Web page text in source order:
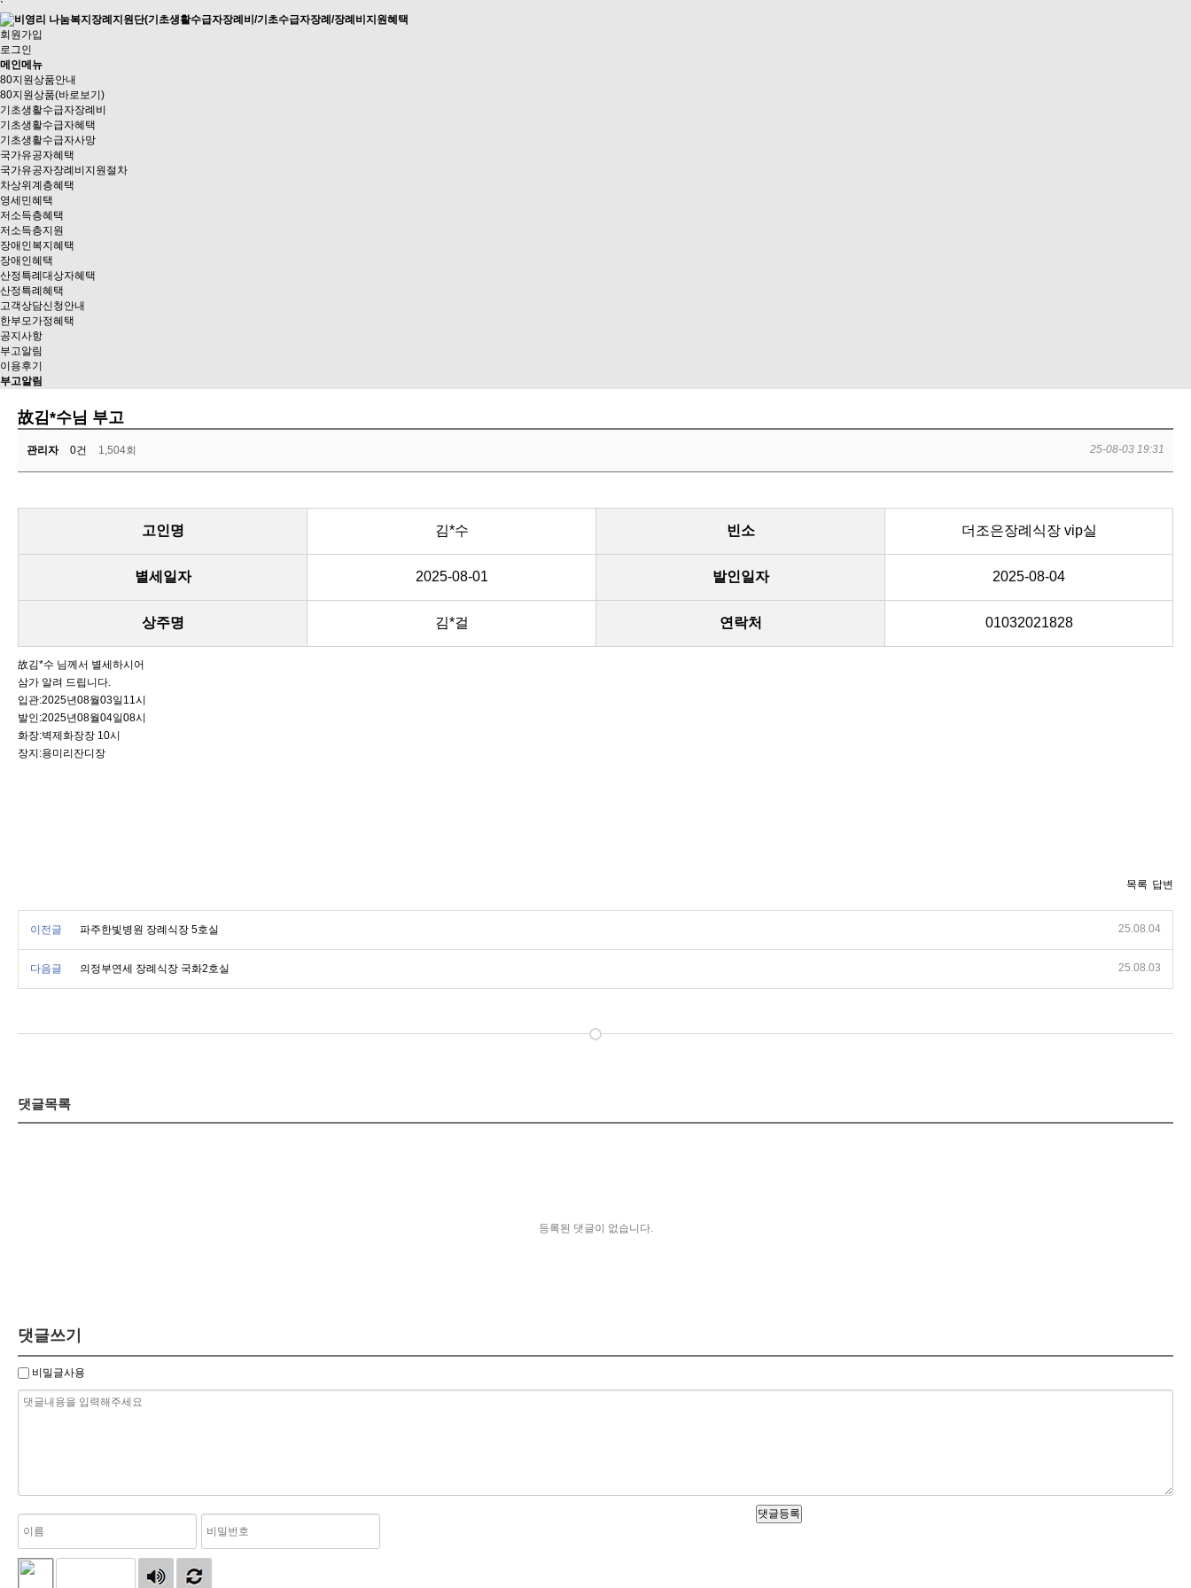
`
회원가입
로그인
메인메뉴
80지원상품안내
80지원상품(바로보기)
기초생활수급자장례비
기초생활수급자혜택
기초생활수급자사망
국가유공자혜택
국가유공자장례비지원절차
차상위계층혜택
영세민혜택
저소득층혜택
저소득층지원
장애인복지혜택
장애인혜택
산정특례대상자혜택
산정특례혜택
고객상담신청안내
한부모가정혜택
공지사항
부고알림
이용후기
부고알림
故김*수님 부고
관리자 0건 1,504회 25-08-03 19:31
고인명 김*수 빈소 더조은장례식장 vip실
별세일자 2025-08-01 발인일자 2025-08-04
상주명 김*걸 연락처 01032021828
故김*수 님께서 별세하시어
삼가 알려 드립니다.
입관:2025년08월03일11시
발인:2025년08월04일08시
화장:벽제화장장 10시
장지:용미리잔디장
목록 답변
이전글 파주한빛병원 장례식장 5호실 25.08.04
다음글 의정부연세 장례식장 국화2호실 25.08.03
댓글목록
등록된 댓글이 없습니다.
댓글쓰기
비밀글사용